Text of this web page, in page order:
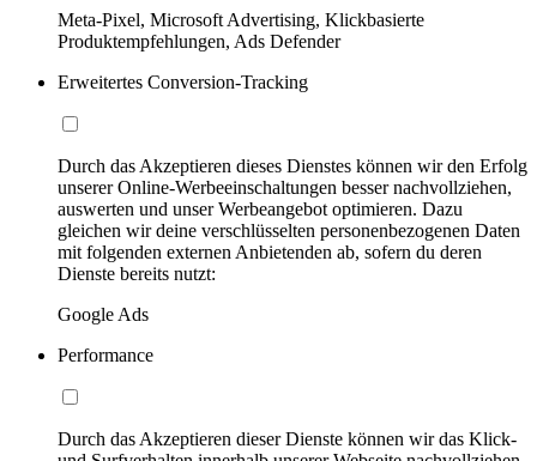
Meta-Pixel, Microsoft Advertising, Klickbasierte
Produktempfehlungen, Ads Defender
Erweitertes Conversion-Tracking
Durch das Akzeptieren dieses Dienstes können wir den Erfolg
unserer Online-Werbeeinschaltungen besser nachvollziehen,
auswerten und unser Werbeangebot optimieren. Dazu
gleichen wir deine verschlüsselten personenbezogenen Daten
mit folgenden externen Anbietenden ab, sofern du deren
Dienste bereits nutzt:
Google Ads
Performance
Durch das Akzeptieren dieser Dienste können wir das Klick-